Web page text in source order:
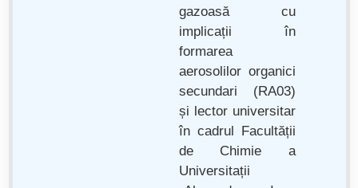
gazoasă cu
implicații în
formarea
aerosolilor organici
secundari (RA03)
și lector universitar
în cadrul Facultății
de Chimie a
Universitații